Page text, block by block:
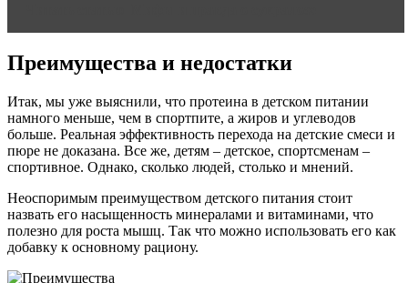
Преимущества и недостатки
Итак, мы уже выяснили, что протеина в детском питании
намного меньше, чем в спортпите, а жиров и углеводов
больше. Реальная эффективность перехода на детские смеси и
пюре не доказана. Все же, детям – детское, спортсменам –
спортивное. Однако, сколько людей, столько и мнений.
Неоспоримым преимуществом детского питания стоит
назвать его насыщенность минералами и витаминами, что
полезно для роста мышц. Так что можно использовать его как
добавку к основному рациону.